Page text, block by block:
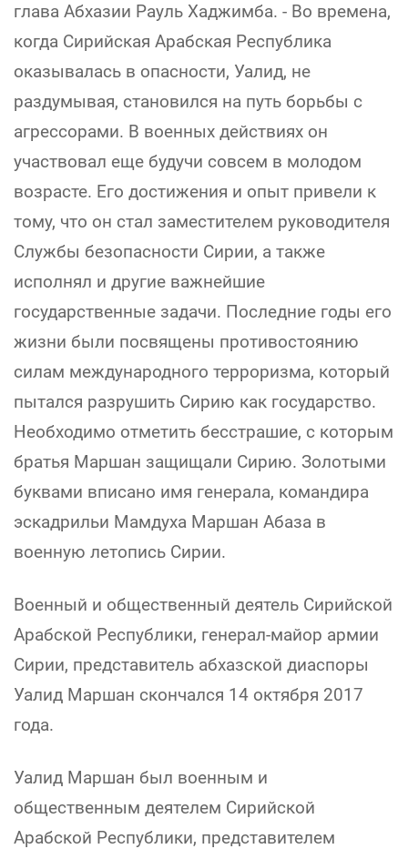
глава Абхазии Рауль Хаджимба. - Во времена,
когда Сирийская Арабская Республика
оказывалась в опасности, Уалид, не
раздумывая, становился на путь борьбы с
агрессорами. В военных действиях он
участвовал еще будучи совсем в молодом
возрасте. Его достижения и опыт привели к
тому, что он стал заместителем руководителя
Службы безопасности Сирии, а также
исполнял и другие важнейшие
государственные задачи. Последние годы его
жизни были посвящены противостоянию
силам международного терроризма, который
пытался разрушить Сирию как государство.
Необходимо отметить бесстрашие, с которым
братья Маршан защищали Сирию. Золотыми
буквами вписано имя генерала, командира
эскадрильи Мамдуха Маршан Абаза в
военную летопись Сирии.
Военный и общественный деятель Сирийской
Арабской Республики, генерал-майор армии
Сирии, представитель абхазской диаспоры
Уалид Маршан скончался 14 октября 2017
года.
Уалид Маршан был военным и
общественным деятелем Сирийской
Арабской Республики, представителем